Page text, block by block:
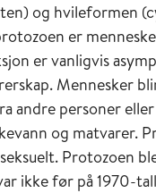
og hvileformen
er
er vanligvis
Mennesker
andre personer
og matvarer.
Protozoen
ikke før på 1970-